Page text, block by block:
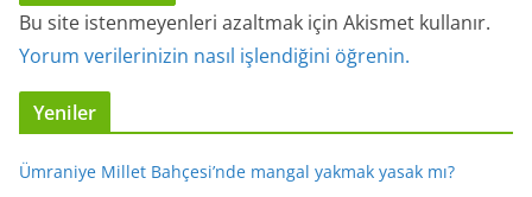
Bu site istenmeyenleri azaltmak için Akismet kullanır.
Yorum verilerinizin nasıl işlendiğini öğrenin.
Yeniler
Ümraniye Millet Bahçesi’nde mangal yakmak yasak mı?